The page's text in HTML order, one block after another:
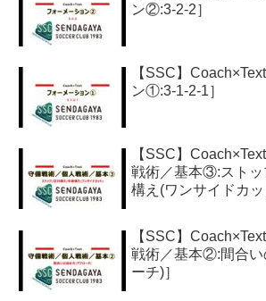
ン②:3-2-2］
【SSC】
ン①:3-1-2-1］
【SSC】
戦術／基本③:ストッ
構え(ワンサイドカッ
【SSC】
戦術／基本②:間合い
ーチ)］